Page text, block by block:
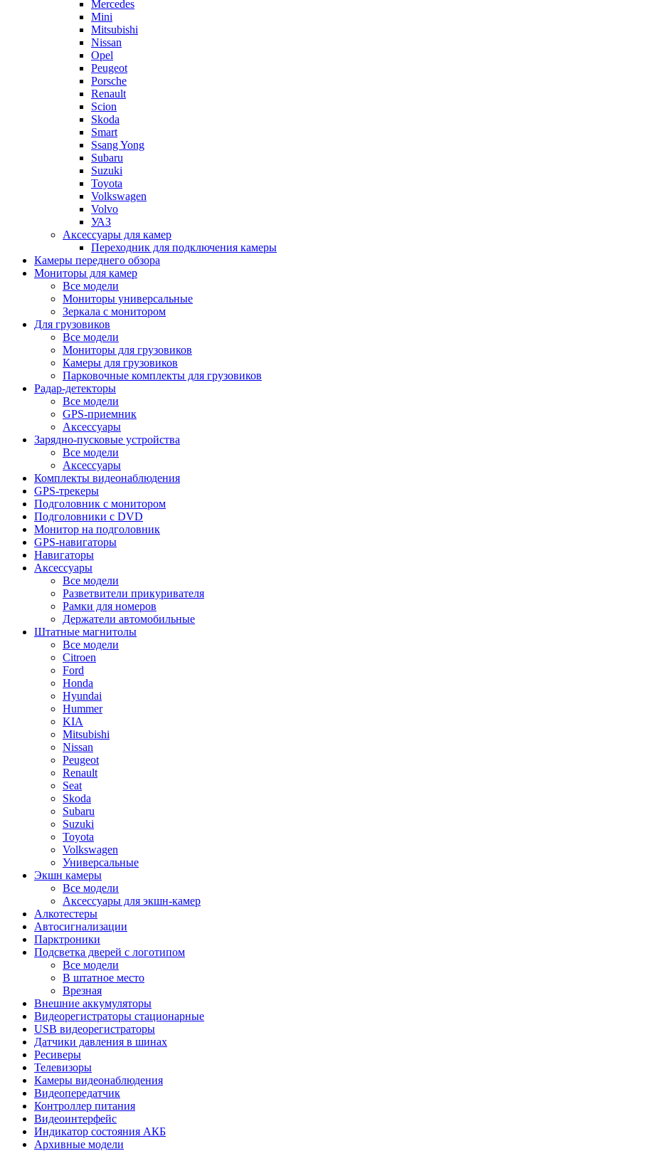
Mercedes
Mini
Mitsubishi
Nissan
Opel
Peugeot
Porsche
Renault
Scion
Skoda
Smart
Ssang Yong
Subaru
Suzuki
Toyota
Volkswagen
Volvo
УАЗ
Аксессуары для камер
Переходник для подключения камеры
Камеры переднего обзора
Мониторы для камер
Все модели
Мониторы универсальные
Зеркала с монитором
Для грузовиков
Все модели
Мониторы для грузовиков
Камеры для грузовиков
Парковочные комплекты для грузовиков
Радар-детекторы
Все модели
GPS-приемник
Аксессуары
Зарядно-пусковые устройства
Все модели
Аксессуары
Комплекты видеонаблюдения
GPS-трекеры
Подголовник с монитором
Подголовники с DVD
Монитор на подголовник
GPS-навигаторы
Навигаторы
Аксессуары
Все модели
Разветвители прикуривателя
Рамки для номеров
Держатели автомобильные
Штатные магнитолы
Все модели
Citroen
Ford
Honda
Hyundai
Hummer
KIA
Mitsubishi
Nissan
Peugeot
Renault
Seat
Skoda
Subaru
Suzuki
Toyota
Volkswagen
Универсальные
Экшн камеры
Все модели
Аксессуары для экшн-камер
Алкотестеры
Автосигнализации
Парктроники
Подсветка дверей с логотипом
Все модели
В штатное место
Врезная
Внешние аккумуляторы
Видеорегистраторы стационарные
USB видеорегистраторы
Датчики давления в шинах
Ресиверы
Телевизоры
Камеры видеонаблюдения
Видеопередатчик
Контроллер питания
Видеоинтерфейс
Индикатор состояния АКБ
Архивные модели